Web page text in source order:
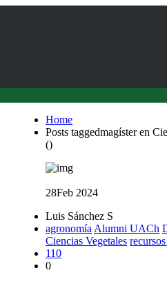
Home
Posts taggedmagíster en
()
28Feb 2024
Luis Sánchez S
agronomía Alumni UACh
Ciencias Vegetales
110
0